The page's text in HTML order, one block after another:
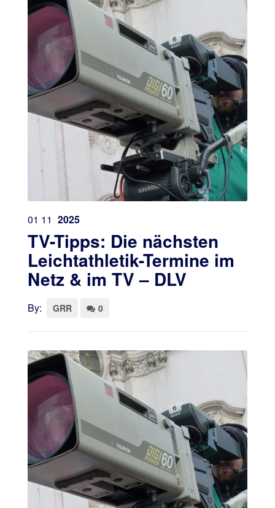
01 11 2025
TV-Tipps: Die nächsten
Leichtathletik-Termine im
Netz & im TV – DLV
By: GRR 0